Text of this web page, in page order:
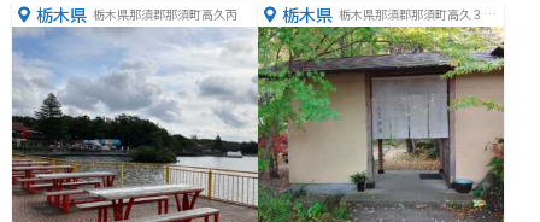
栃木県 栃木県那須郡那須町高久丙 栃木県 栃木県那須郡那須町高久３９
８６−５４